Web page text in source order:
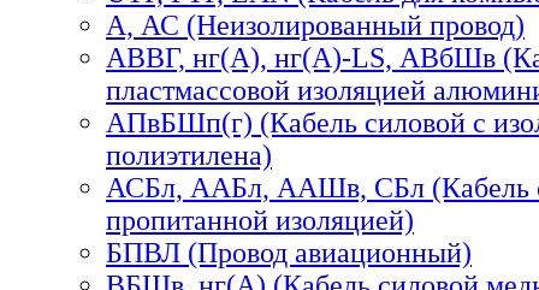
А, АС (Неизолированный провод)
АВВГ, нг(А), нг(А)-LS, АВбШв
пластмассовой изоляцией
АПвБШп(г) (Кабель силовой с
полиэтилена)
АСБл, ААБл, ААШв, СБл (Кабель
пропитанной изоляцией)
БПВЛ (Провод авиационный)